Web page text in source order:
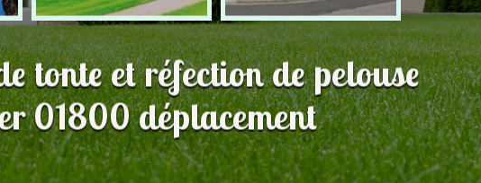
tonte et réfection de pelouse
01800 déplacement